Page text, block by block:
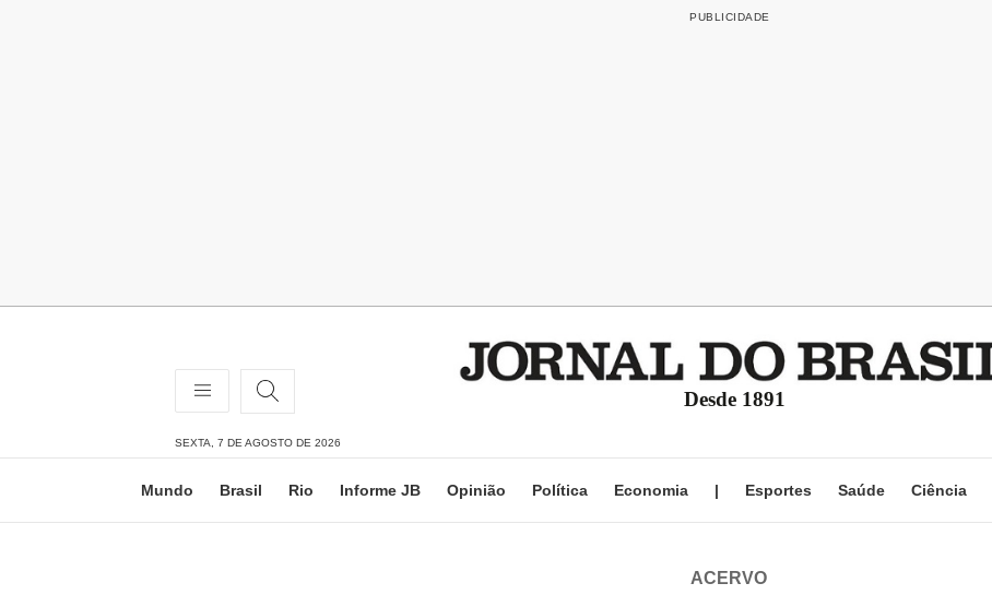
Desde 1891
SEXTA, 7 DE AGOSTO DE 2026
Mundo Brasil Rio Informe JB Opinião Política Economia | Esportes Saúde Ciência
ACERVO